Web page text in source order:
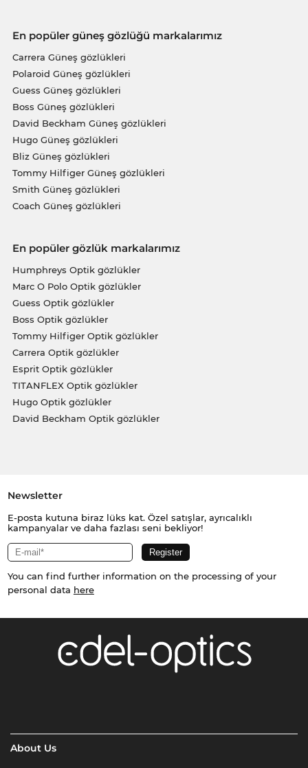
En popüler güneş gözlüğü markalarımız
Carrera Güneş gözlükleri
Polaroid Güneş gözlükleri
Guess Güneş gözlükleri
Boss Güneş gözlükleri
David Beckham Güneş gözlükleri
Hugo Güneş gözlükleri
Bliz Güneş gözlükleri
Tommy Hilfiger Güneş gözlükleri
Smith Güneş gözlükleri
Coach Güneş gözlükleri
En popüler gözlük markalarımız
Humphreys Optik gözlükler
Marc O Polo Optik gözlükler
Guess Optik gözlükler
Boss Optik gözlükler
Tommy Hilfiger Optik gözlükler
Carrera Optik gözlükler
Esprit Optik gözlükler
TITANFLEX Optik gözlükler
Hugo Optik gözlükler
David Beckham Optik gözlükler
Newsletter
E-posta kutuna biraz lüks kat. Özel satışlar, ayrıcalıklı
kampanyalar ve daha fazlası seni bekliyor!
You can find further information on the processing of your
personal data here
About Us